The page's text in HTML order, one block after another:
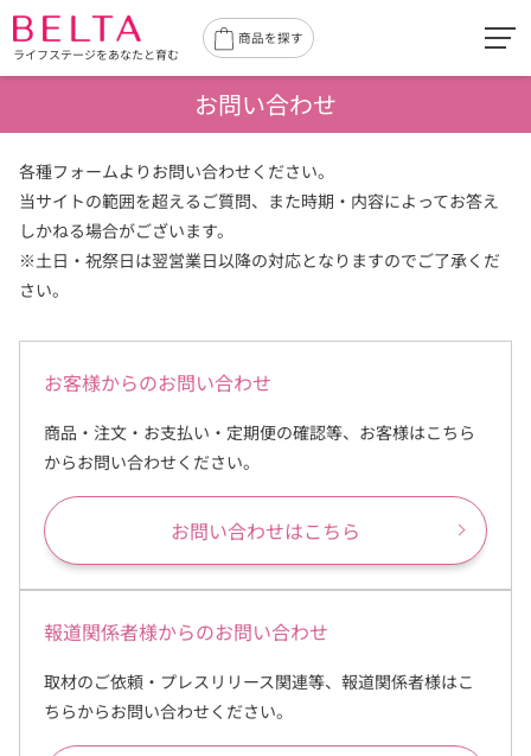
ライフステージをあなたと育む
商品を探す
お問い合わせ
各種フォームよりお問い合わせください。
当サイトの範囲を超えるご質問、また時期・内容によってお答え
しかねる場合がございます。
※土日・祝祭日は翌営業日以降の対応となりますのでご了承くだ
さい。
お客様からのお問い合わせ
商品・注文・お支払い・定期便の確認等、お客様はこちら
からお問い合わせください。
お問い合わせはこちら
報道関係者様からのお問い合わせ
取材のご依頼・プレスリリース関連等、報道関係者様はこ
ちらからお問い合わせください。